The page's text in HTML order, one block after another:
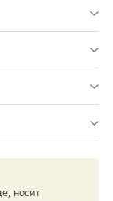
носит